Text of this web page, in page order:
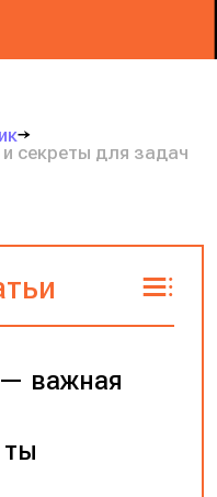
секреты для задач
важная